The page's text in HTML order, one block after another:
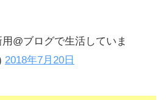
@ブログで生活していま
2018年7月20日